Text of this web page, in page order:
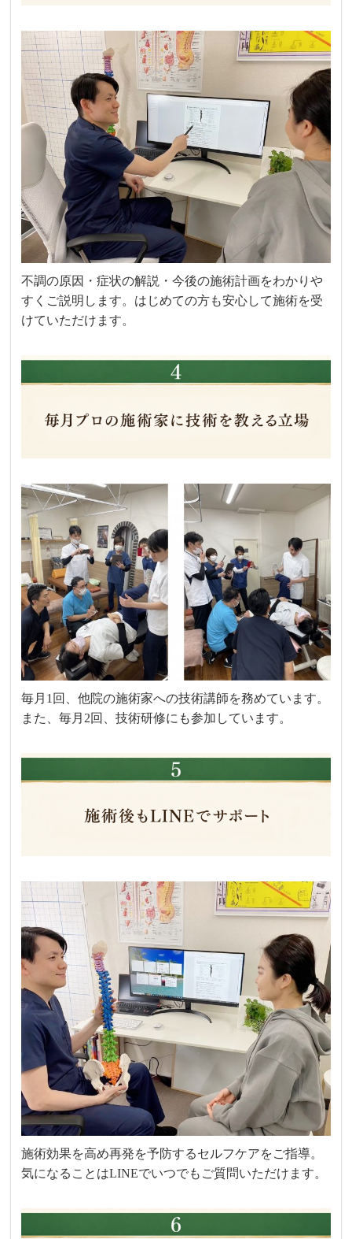
不調の原因・症状の解説・今後の施術計画をわかりや
すくご説明します。はじめての方も安心して施術を受
けていただけます。
毎月1回、他院の施術家への技術講師を務めています。
また、毎月2回、技術研修にも参加しています。
施術効果を高め再発を予防するセルフケアをご指導。
気になることはLINEでいつでもご質問いただけます。